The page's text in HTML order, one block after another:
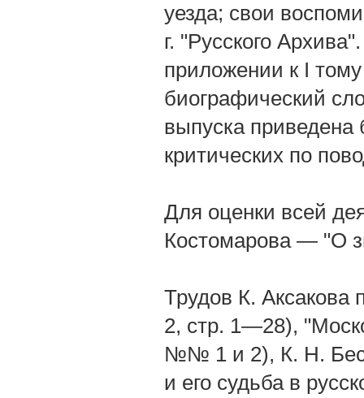
уезда; свои
г. "Русского
приложении к І
биографический
выпуска приведена
критических по
Для оценки всей
Костомарова — "О
Трудов К. Аксакова
2, стр. 1—28),
№№ 1 и 2), К. Н.
и его судьба в